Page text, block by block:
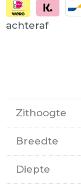
achteraf
Zithoogte
Breedte
Diepte